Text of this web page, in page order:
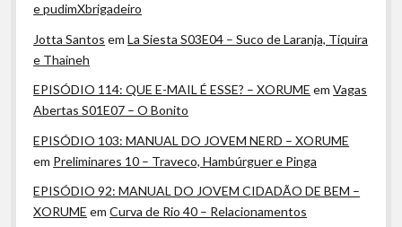
e pudimXbrigadeiro
Jotta Santos emLa Siesta S03E04 – Suco de Laranja, Tiquira
e Thaineh
EPISÓDIO 114: QUE E-MAIL É ESSE? – XORUME emVagas
Abertas S01E07 – O Bonito
EPISÓDIO 103: MANUAL DO JOVEM NERD – XORUME
em Preliminares 10 – Traveco, Hambúrguer e Pinga
EPISÓDIO 92: MANUAL DO JOVEM CIDADÃO DE BEM –
XORUME emCurva de Rio 40 – Relacionamentos